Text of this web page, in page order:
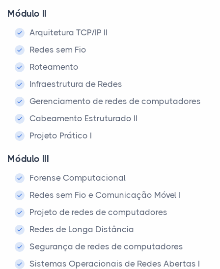
Módulo II
Arquitetura TCP/IP II
Redes sem Fio
Roteamento
Infraestrutura de Redes
Gerenciamento de redes de computadores
Cabeamento Estruturado II
Projeto Prático I
Módulo III
Forense Computacional
Redes sem Fio e Comunicação Móvel I
Projeto de redes de computadores
Redes de Longa Distância
Segurança de redes de computadores
Sistemas Operacionais de Redes Abertas I